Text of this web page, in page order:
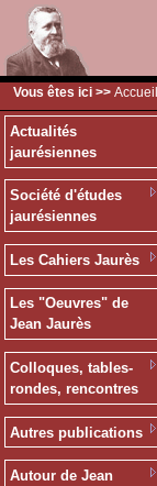
Vous êtes ici >> Accueil
Actualités
jaurésiennes
Société d'études
jaurésiennes
Les Cahiers Jaurès
Les "Oeuvres" de
Jean Jaurès
Colloques, tables-
rondes, rencontres
Autres publications
Autour de Jean